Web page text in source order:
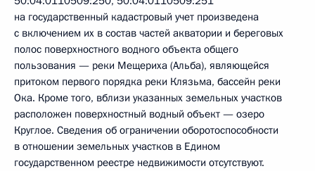
на государственный кадастровый учет произведена
с включением их в состав частей акватории и береговых
полос поверхностного водного объекта общего
пользования — реки Мещериха (Альба), являющейся
притоком первого порядка реки Клязьма, бассейн реки
Ока. Кроме того, вблизи указанных земельных участков
расположен поверхностный водный объект — озеро
Круглое. Сведения об ограничении оборотоспособности
в отношении земельных участков в Едином
государственном реестре недвижимости отсутствуют.